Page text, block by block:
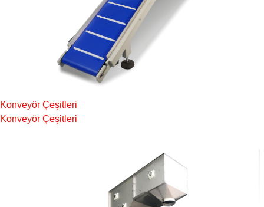
Konveyör Çeşitleri
Konveyör Çeşitleri